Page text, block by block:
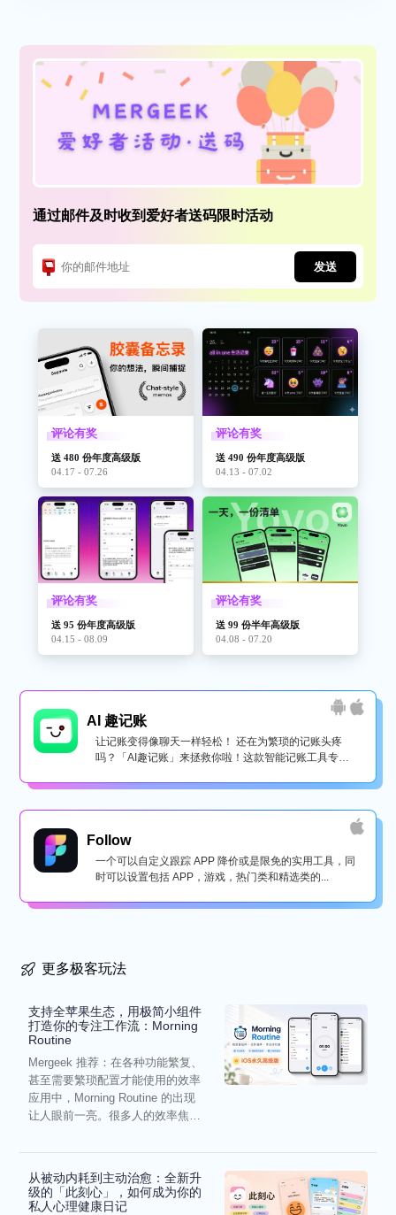
通过邮件及时收到爱好者送码限时活动
发送
评论有奖
送 480 份年度高级版
04.17 - 07.26
评论有奖
送 490 份年度高级版
04.13 - 07.02
评论有奖
送 95 份年度高级版
04.15 - 08.09
评论有奖
送 99 份半年高级版
04.08 - 07.20
AI 趣记账
让记账变得像聊天一样轻松！ 还在为繁琐的记账头疼
吗？「AI趣记账」来拯救你啦！这款智能记账工具专为
Follow
一个可以自定义跟踪 APP 降价或是限免的实用工具，同
时可以设置包括 APP，游戏，热门类和精选类的...
更多极客玩法
支持全苹果生态，用极简小组件
打造你的专注工作流：Morning
Routine
Mergeek 推荐：在各种功能繁复、
甚至需要繁琐配置才能使用的效率
应用中，Morning Routine 的出现
让人眼前一亮。很多人的效率焦
从被动内耗到主动治愈：全新升
级的「此刻心」，如何成为你的
私人心理健康日记